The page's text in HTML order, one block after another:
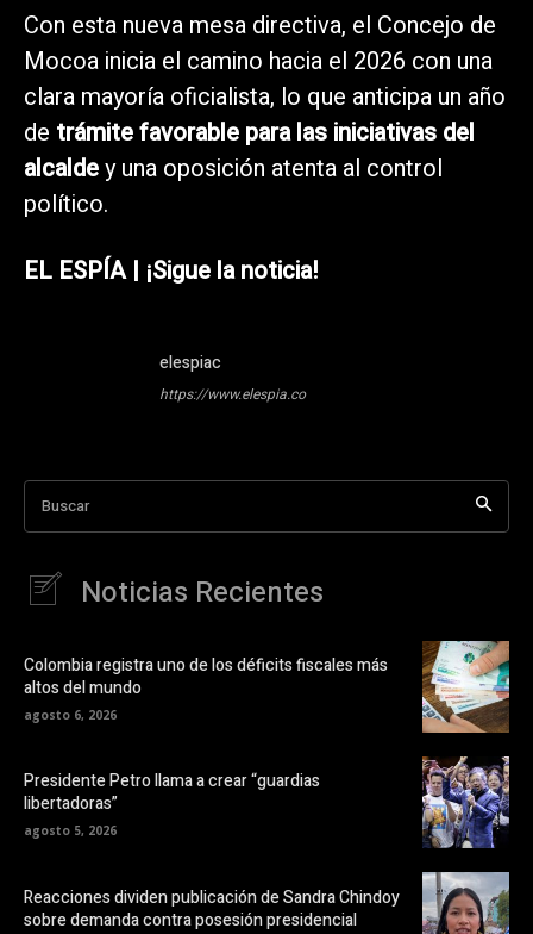
Con esta nueva mesa directiva, el Concejo de
Mocoa inicia el camino hacia el 2026 con una
clara mayoría oficialista, lo que anticipa un año
de trámite favorable para las iniciativas del
alcaldey una oposición atenta al control
político.
EL ESPÍA | ¡Sigue la noticia!
elespiac
https://www.elespia.co
Buscar
Noticias Recientes
Colombia registra uno de los déficits fiscales más
altos del mundo
agosto 6, 2026
Presidente Petro llama a crear “guardias
libertadoras”
agosto 5, 2026
Reacciones dividen publicación de Sandra Chindoy
sobre demanda contra posesión presidencial